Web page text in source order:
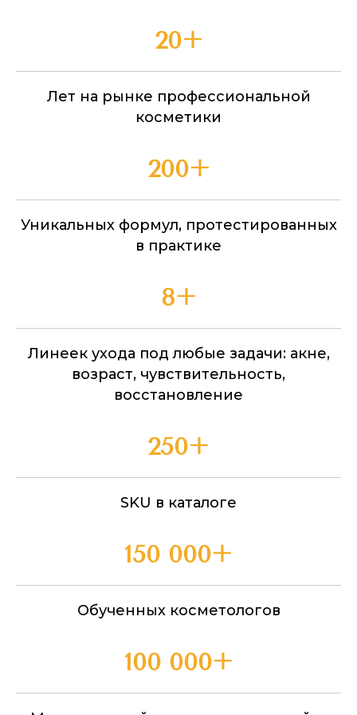
20+
Лет на рынке профессиональной
косметики
200+
Уникальных формул, протестированных
в практике
8+
Линеек ухода под любые задачи: акне,
возраст, чувствительность,
восстановление
250+
SKU в каталоге
150 000+
Обученных косметологов
100 000+